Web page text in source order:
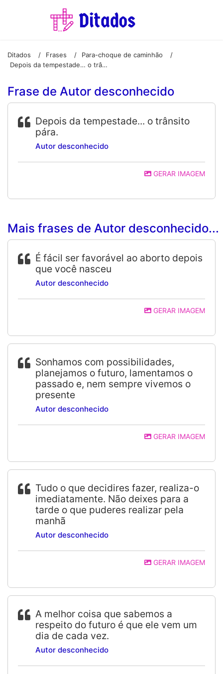
Ditados / Frases / Para-choque de caminhão
/
Depois da tempestade… o trânsito pára.
Frase de Autor desconhecido
Depois da tempestade... o trânsito
pára.
Autor desconhecido
GERAR IMAGEM
Mais frases de Autor desconhecido...
É fácil ser favorável ao aborto depois
que você nasceu
Autor desconhecido
GERAR IMAGEM
Sonhamos com possibilidades,
planejamos o futuro, lamentamos o
passado e, nem sempre vivemos o
presente
Autor desconhecido
GERAR IMAGEM
Tudo o que decidires fazer, realiza-o
imediatamente. Não deixes para a
tarde o que puderes realizar pela
manhã
Autor desconhecido
GERAR IMAGEM
A melhor coisa que sabemos a
respeito do futuro é que ele vem um
dia de cada vez.
Autor desconhecido